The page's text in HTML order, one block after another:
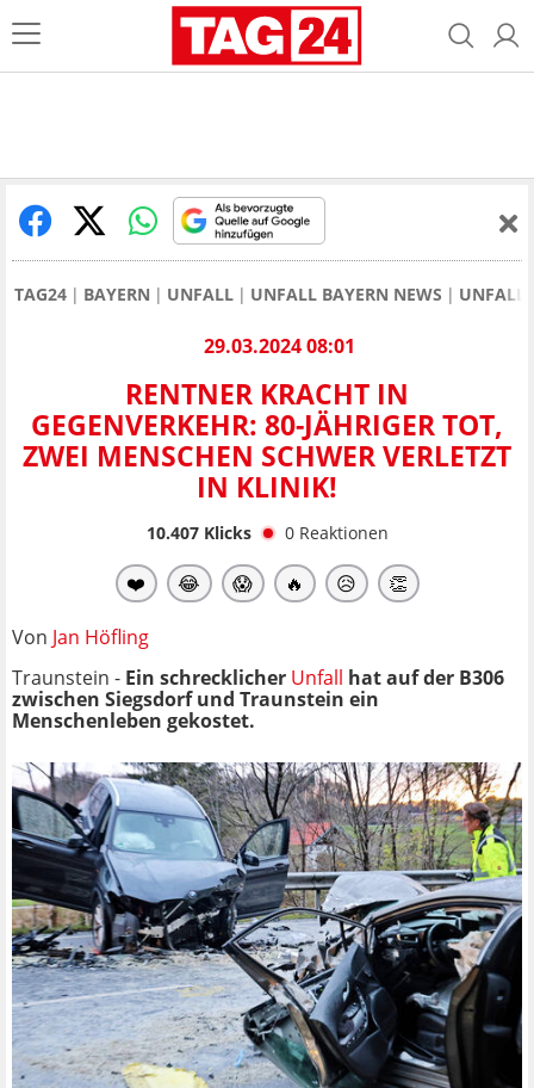
TAG24 BAYERN UNFALL UNFALL BAYERN NEWS UNFALL
29.03.2024 08:01
RENTNER KRACHT IN
GEGENVERKEHR: 80-JÄHRIGER TOT,
ZWEI MENSCHEN SCHWER VERLETZT
IN KLINIK!
10.407Klicks 0 Reaktionen
❤️ 😂 😱 🔥 😥 👏
Von Jan Höfling
Traunstein - Ein schrecklicher Unfall hat auf der B306
zwischen Siegsdorf und Traunstein ein
Menschenleben gekostet.